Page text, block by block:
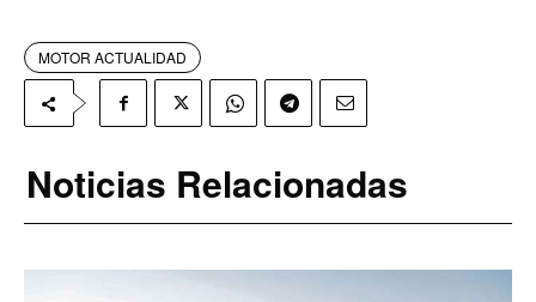
MOTOR ACTUALIDAD
Noticias Relacionadas